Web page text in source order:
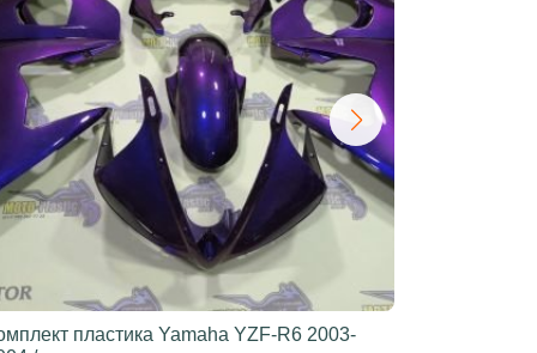
пластика Yamaha YZF-R6 2003-